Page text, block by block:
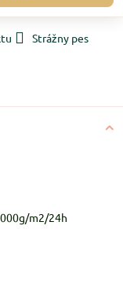
Strážny pes
m2/24h